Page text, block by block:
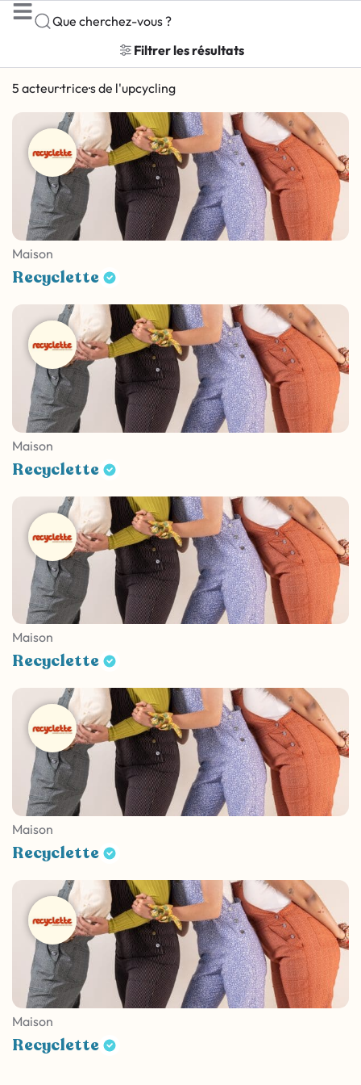
Que cherchez-vous ?
Filtrer les résultats
5 acteur·trice·s de l'upcycling
Maison
Recyclette
Maison
Recyclette
Maison
Recyclette
Maison
Recyclette
Maison
Recyclette